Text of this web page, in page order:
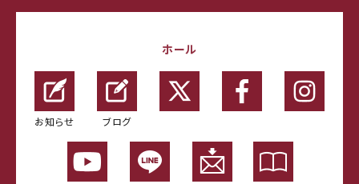
ホール
お知らせ ブログ